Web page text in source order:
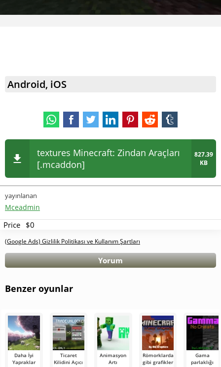
Android, iOS
textures Minecraft: Zindan Araçları
[.mcaddon]
827.39
KB
yayınlanan
Mceadmin
Price $0
(Google Ads) Gizlilik Politikası ve Kullanım Şartları
Yorum
Benzer oyunlar
Daha İyi
Yapraklar
Ticaret
Kilidini Açıcı
Animasyon
Artı
Römorklardaki
gibi grafikler
Gama
parlaklığı